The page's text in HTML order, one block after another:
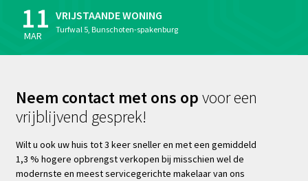
11
MAR
VRIJSTAANDE WONING
Turfwal 5, Bunschoten-spakenburg
Neem contact met ons opvoor een
vrijblijvend gesprek!
Wilt u ook uw huis tot 3 keer sneller en met een gemiddeld
1,3 % hogere opbrengst verkopen bij misschien wel de
modernste en meest servicegerichte makelaar van ons